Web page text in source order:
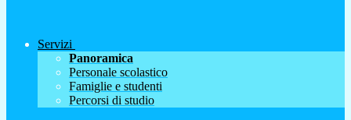
Servizi
Panoramica
Personale scolastico
Famiglie e studenti
Percorsi di studio